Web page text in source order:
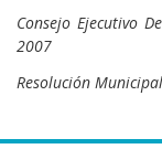
Consejo Ejecutivo
2007
Resolución